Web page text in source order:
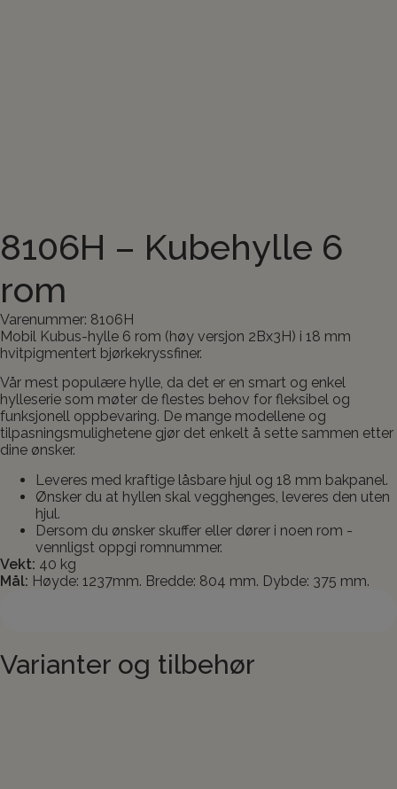
8106H – Kubehylle 6
rom
Varenummer: 8106H
Mobil Kubus-hylle 6 rom (høy versjon 2Bx3H) i 18 mm
hvitpigmentert bjørkekryssfiner.
Vår mest populære hylle, da det er en smart og enkel
hylleserie som møter de flestes behov for fleksibel og
funksjonell oppbevaring. De mange modellene og
tilpasningsmulighetene gjør det enkelt å sette sammen etter
dine ønsker.
Leveres med kraftige låsbare hjul og 18 mm bakpanel.
Ønsker du at hyllen skal vegghenges, leveres den uten
hjul.
Dersom du ønsker skuffer eller dører i noen rom -
vennligst oppgi romnummer.
Vekt: 40 kg
Mål: Høyde: 1237mm. Bredde: 804 mm. Dybde: 375 mm.
Varianter og tilbehør